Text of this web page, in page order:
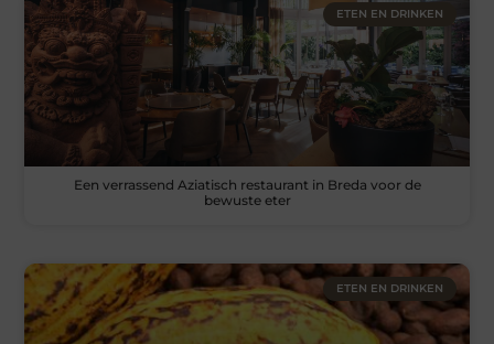
ETEN EN DRINKEN
Een verrassend Aziatisch restaurant in Breda voor de
bewuste eter
ETEN EN DRINKEN